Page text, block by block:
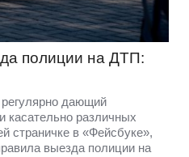
полиции на ДТП:
дающий
касательно различных
страничке в «Фейсбуке»,
выезда полиции на